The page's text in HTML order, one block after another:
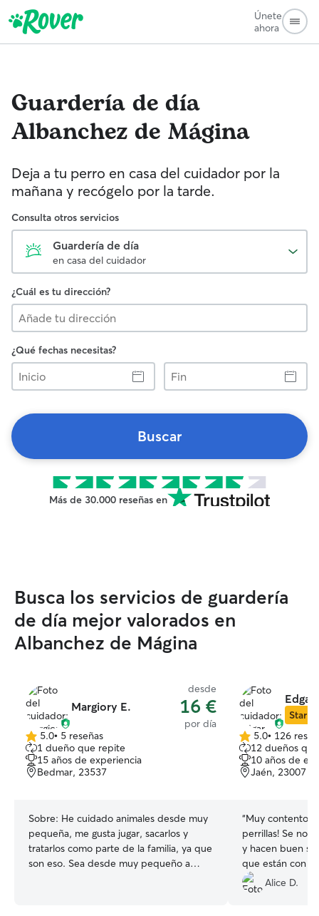
Únete
ahora
Guardería de día
Albanchez de Mágina
Deja a tu perro en casa del cuidador por la
mañana y recógelo por la tarde.
Consulta otros servicios
Guardería de día
en casa del cuidador
¿Cuál es tu dirección?
¿Qué fechas necesitas?
Inicio
Fin
Buscar
Más de 30.000 reseñas en
Busca los servicios de guardería
de día mejor valorados en
Albanchez de Mágina
Margiory E.
desde
16 €
por día
5.0
de
5
estrellas
5.0• 5 reseñas
1 dueño que repite
15 años de experiencia
Bedmar, 23537
Sobre: He cuidado animales desde muy
pequeña, me gusta jugar, sacarlos y
tratarlos como parte de la familia, ya que
son eso. Sea desde muy pequeño a
Edgar
Star
5.0
de
5
estrellas
5.0• 126
12 dueños
10 años de
Jaén, 23007
“Muy contentos
perrillas! Se
y hacen buen
que están con
repetiremos.
Alice D.